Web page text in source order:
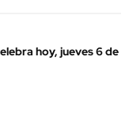
hoy, jueves 6 de